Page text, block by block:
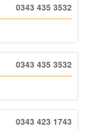
0343 435 3532
0343 435 3532
0343 423 1743